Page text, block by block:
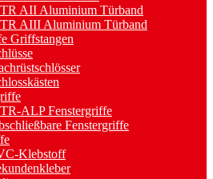
AII Aluminium Türband
AIII Aluminium Türband
Griffstangen
ALP Fenstergriffe
Fenstergriffe
Klebstoff